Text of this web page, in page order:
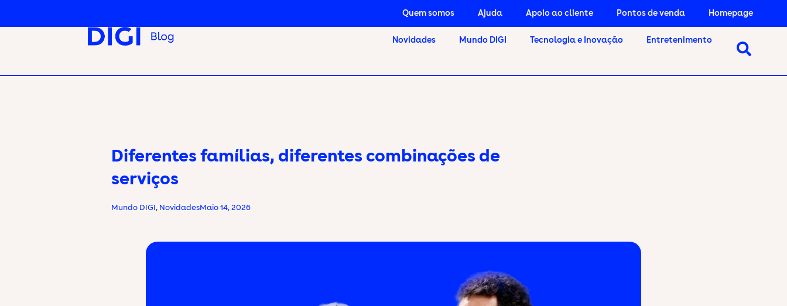
Quem somos Ajuda Apoio ao cliente Pontos de venda Homepage
Novidades Mundo DIGI Tecnologia e Inovação Entretenimento
Diferentes famílias, diferentes combinações de
serviços
Mundo DIGI, NovidadesMaio 14, 2026